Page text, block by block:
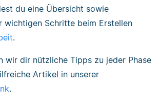
du eine Übersicht sowie
wichtigen Schritte beim Erstellen
.
wir dir nützliche Tipps zu jeder Phase
Artikel in unserer
.